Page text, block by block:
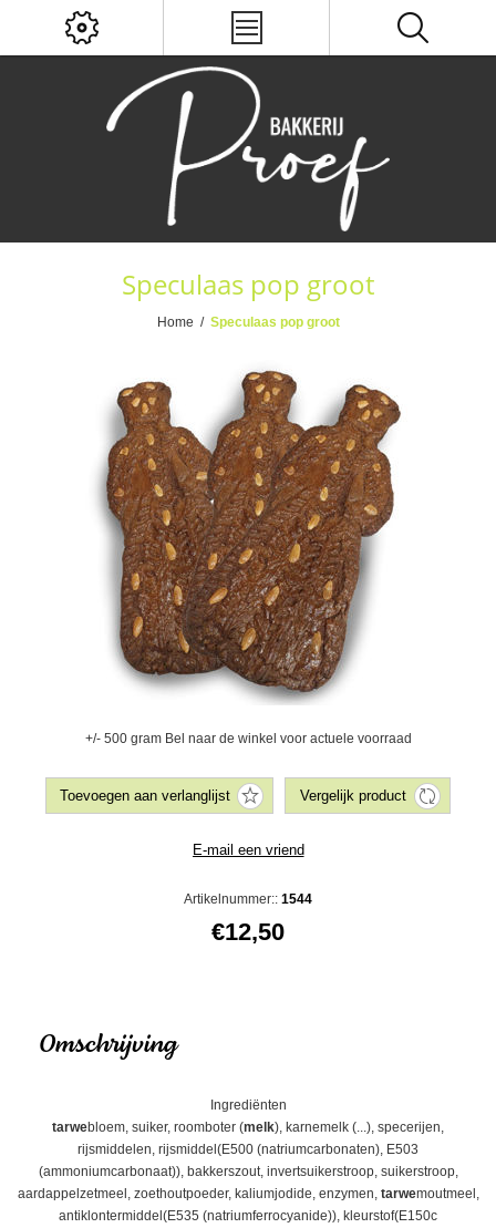
Speculaas pop groot
Home / Speculaas pop groot
+/- 500 gram Bel naar de winkel voor actuele voorraad
Artikelnummer:: 1544
€12,50
Omschrijving
Ingrediënten
tarwebloem, suiker, roomboter (melk), karnemelk (...), specerijen,
rijsmiddelen, rijsmiddel(E500 (natriumcarbonaten), E503
(ammoniumcarbonaat)), bakkerszout, invertsuikerstroop, suikerstroop,
aardappelzetmeel, zoethoutpoeder, kaliumjodide, enzymen, tarwemoutmeel,
antiklontermiddel(E535 (natriumferrocyanide)), kleurstof(E150c